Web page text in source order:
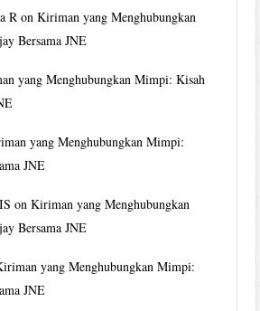
R onKiriman yang Menghubungkan
Bersama JNE
yang Menghubungkan Mimpi: Kisah
yang Menghubungkan Mimpi:
JNE
onKiriman yang Menghubungkan
Bersama JNE
yang Menghubungkan Mimpi:
JNE